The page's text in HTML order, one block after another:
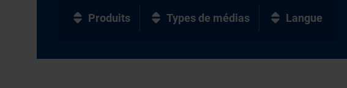
Produits Types de médias Langue